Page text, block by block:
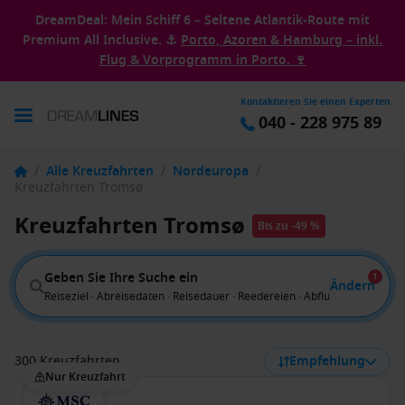
DreamDeal: Mein Schiff 6 – Seltene Atlantik-Route mit
Premium All Inclusive. ⚓ Porto, Azoren & Hamburg – inkl.
Flug & Vorprogramm in Porto. 🍷
Kontaktieren Sie einen Experten
040 - 228 975 89
/ Alle Kreuzfahrten / Nordeuropa /
Kreuzfahrten Tromsø
Kreuzfahrten Tromsø Bis zu -49 %
Geben Sie Ihre Suche ein
Reiseziel · Abreisedaten · Reisedauer · Reedereien · Abflug von
Ändern
1
300 Kreuzfahrten Empfehlung
Nur Kreuzfahrt